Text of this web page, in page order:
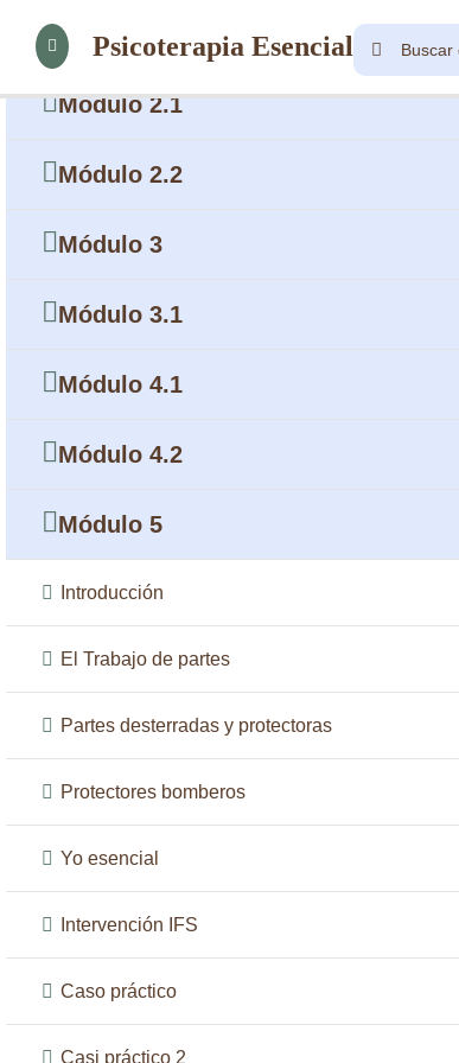
Módulo 1
Módulo 2.1
Módulo 2.2
Módulo 3
Módulo 3.1
Módulo 4.1
Módulo 4.2
Módulo 5
Introducción
El Trabajo de partes
Partes desterradas y protectoras
Protectores bomberos
Yo esencial
Intervención IFS
Caso práctico
Casi práctico 2
Psicoterapia Esencial